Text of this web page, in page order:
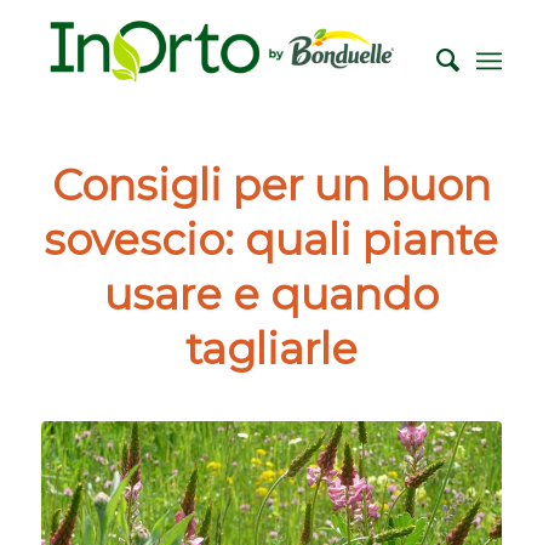
Consigli per un buon
sovescio: quali piante
usare e quando
tagliarle